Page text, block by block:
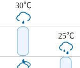
30℃
25℃